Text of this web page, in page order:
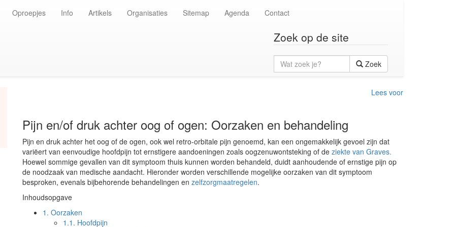
Oproepjes Info Artikels Organisaties Sitemap Agenda Contact
Zoek op de site
Wat
zoek
je?
Zoek
Lees voor
Pijn en/of druk achter oog of ogen: Oorzaken en behandeling
Pijn en druk achter het oog of de ogen, ook wel retro-orbitale pijn genoemd, kan een ongemakkelijk gevoel zijn dat
variëert van eenvoudige hoofdpijn tot ernstigere aandoeningen zoals oogzenuwontsteking of de ziekte van Graves.
Hoewel sommige gevallen van dit symptoom thuis kunnen worden behandeld, duidt aanhoudende of ernstige pijn op
de noodzaak van medische aandacht. Hieronder worden verschillende mogelijke oorzaken van dit symptoom
besproken, evenals bijbehorende behandelingen en zelfzorgmaatregelen.
Inhoudsopgave
1. Oorzaken
1.1. Hoofdpijn